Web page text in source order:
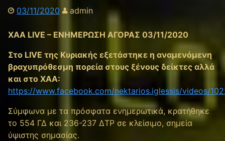
03/11/2020 admin
XAA LIVE – ΕΝΗΜΕΡΩΣΗ ΑΓΟΡΑΣ 03/11/2020
Στο LIVE της Κυριακής εξετάστηκε η αναμενόμενη
βραχυπρόθεσμη πορεία στους ξένους δείκτες αλλά
και στο ΧΑΑ:
https://www.facebook.com/nektarios.iglessis/videos/
Σύμφωνα με τα πρόσφατα ενημερωτικά, κρατήθηκε
το 554 ΓΔ και 236-237 ΔΤΡ σε κλείσιμο, σημεία
ύψιστης σημασίας.